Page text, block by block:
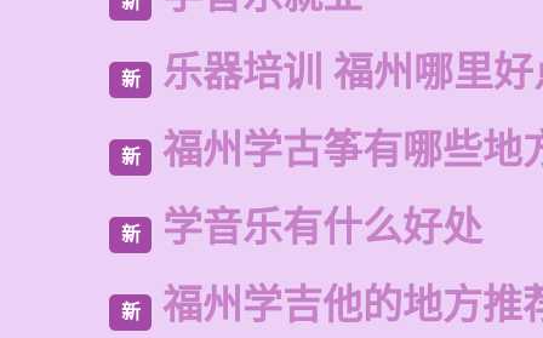
新 乐器培训 福州哪里
新 福州学古筝有哪些地
新 学音乐有什么好处
新 福州学吉他的地方推